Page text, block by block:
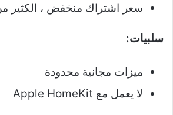
سعر اشتراك منخفض ، الكثير
سلبيات:
ميزات مجانية محدودة
لا يعمل مع Apple HomeKit